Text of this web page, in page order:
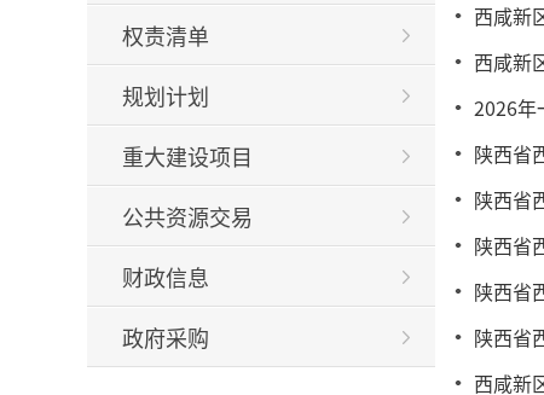
权责清单
规划计划
重大建设项目
公共资源交易
财政信息
政府采购
西咸新
西咸新
2026年
陕西省
陕西省
陕西省
陕西省
陕西省
西咸新